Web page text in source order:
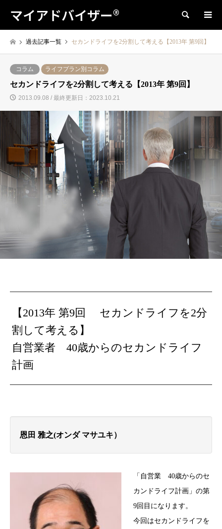
マイアドバイザー® 検索
過去記事一覧 セカンドライフを2分割して考える【2013年 第9回】
コラム ライフプラン別コラム
セカンドライフを2分割して考える【2013年 第9回】
2013.09.08 / 最終更新日：2023.10.21
【2013年 第9回 セカンドライフを2分
割して考える】
自営業者 40歳からのセカンドライフ
計画
恩田 雅之(オンダ マサユキ）
「自営業 40歳からのセ
カンドライフ計画」の第
9回目になります。
今回はセカンドライフを